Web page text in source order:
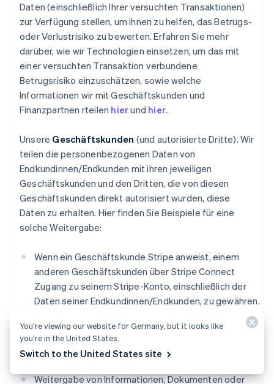
Daten (einschließlich Ihrer versuchten Transaktionen)
zur Verfügung stellen, um ihnen zu helfen, das Betrugs-
oder Verlustrisiko zu bewerten. Erfahren Sie mehr
darüber, wie wir Technologien einsetzen, um das mit
einer versuchten Transaktion verbundene
Betrugsrisiko einzuschätzen, sowie welche
Informationen wir mit Geschäftskunden und
Finanzpartnen rteilen hierund hier.
Unsere Geschäftskunden (und autorisierte Dritte). Wir
teilen die personenbezogenen Daten von
Endkundinnen/Endkunden mit ihren jeweiligen
Geschäftskunden und den Dritten, die von diesen
Geschäftskunden direkt autorisiert wurden, diese
Daten zu erhalten. Hier finden Sie Beispiele für eine
solche Weitergabe:
Wenn ein Geschäftskunde Stripe anweist, einem
anderen Geschäftskunden über Stripe Connect
Zugang zu seinem Stripe-Konto, einschließlich der
Daten seiner Endkundinnen/Endkunden, zu gewähren.
Weitergabe von Informationen, die Sie uns zur
Verfügung gestellt haben, damit wir im Namen eines
Geschäftskunden Zahlungen an Sie senden können.
Weitergabe von Informationen, Dokumenten oder
You’re viewing our website for Germany, but it looks like
you’re in the United States.
Switch to the United States site